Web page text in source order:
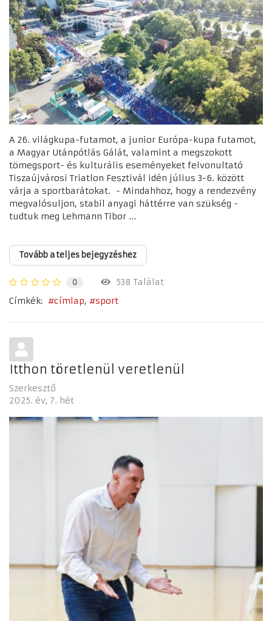
A 26. világkupa-futamot, a junior Európa-kupa futamot,
a Magyar Utánpótlás Gálát, valamint a megszokott
tömegsport- és kulturális eseményeket felvonultató
Tiszaújvárosi Triatlon Fesztivál idén július 3-6. között
várja a sportbarátokat. - Mindahhoz, hogy a rendezvény
megvalósuljon, stabil anyagi háttérre van szükség -
tudtuk meg Lehmann Tibor ...
Tovább a teljes bejegyzéshez
0
538 Találat
Címkék:
címlap sport
Itthon töretlenül veretlenül
Szerkesztő
2025. év 7. hét